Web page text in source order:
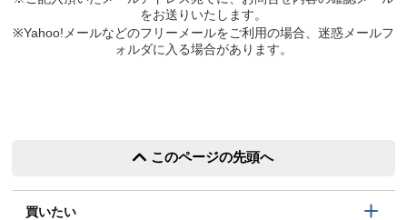
をお送りいたします。
※Yahoo!メールなどのフリーメールをご利用の場合、迷惑メールフ
ォルダに入る場合があります。
このページの先頭へ
買いたい